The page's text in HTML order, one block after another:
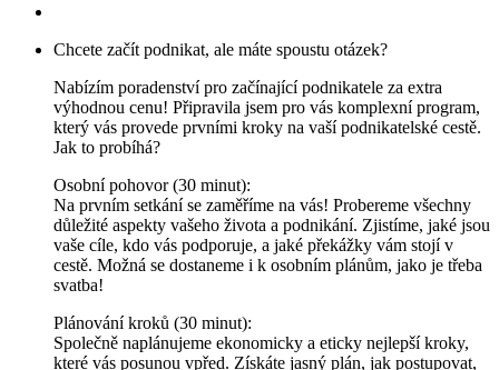
Chcete začít podnikat, ale máte spoustu otázek?
Nabízím poradenství pro začínající podnikatele za extra
výhodnou cenu! Připravila jsem pro vás komplexní program,
který vás provede prvními kroky na vaší podnikatelské cestě.
Jak to probíhá?
Osobní pohovor (30 minut):
Na prvním setkání se zaměříme na vás! Probereme všechny
důležité aspekty vašeho života a podnikání. Zjistíme, jaké jsou
vaše cíle, kdo vás podporuje, a jaké překážky vám stojí v
cestě. Možná se dostaneme i k osobním plánům, jako je třeba
svatba!
Plánování kroků (30 minut):
Společně naplánujeme ekonomicky a eticky nejlepší kroky,
které vás posunou vpřed. Získáte jasný plán, jak postupovat,